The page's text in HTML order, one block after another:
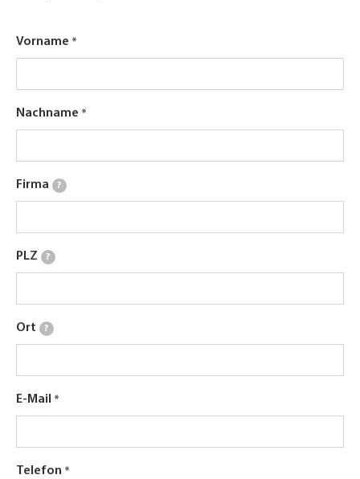
Vorname
Nachname
Firma ?
PLZ ?
Ort ?
E-Mail
Telefon